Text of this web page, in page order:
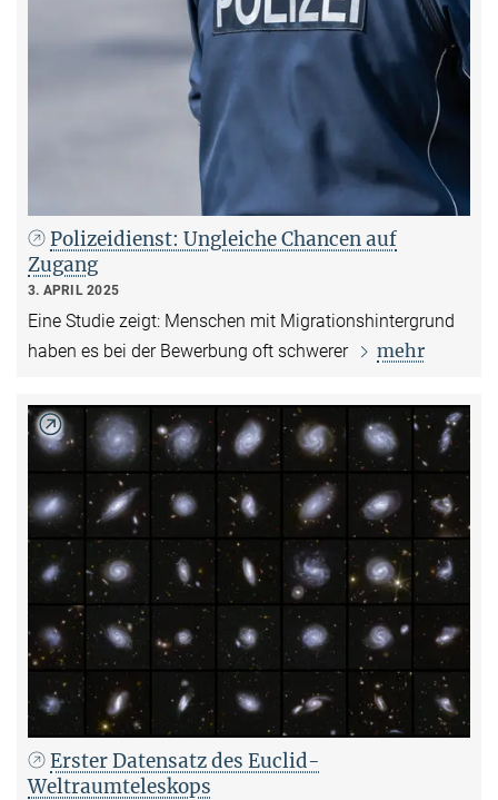
Polizeidienst: Ungleiche Chancen auf
Zugang
3. APRIL 2025
Eine Studie zeigt: Menschen mit Migrationshintergrund
haben es bei der Bewerbung oft schwerer
mehr
Erster Datensatz des Euclid-
Weltraumteleskops